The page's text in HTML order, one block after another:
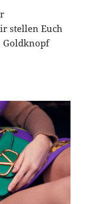
stellen Euch
Goldknopf